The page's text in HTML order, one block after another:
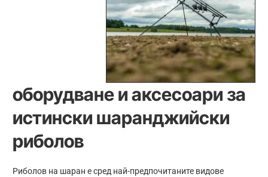
оборудване и аксесоари за
истински шаранджийски
риболов
Риболов на шаран е сред най-предпочитаните видове